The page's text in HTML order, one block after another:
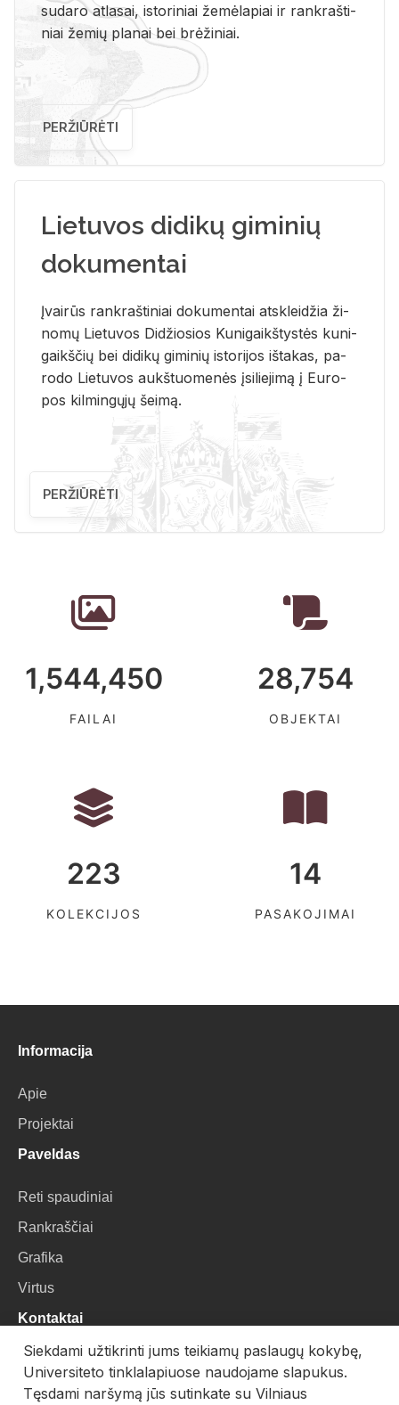
su­da­ro at­la­sai, is­to­ri­niai že­mė­la­piai ir rank­raš­ti­
niai že­mių pla­nai bei brė­ži­niai.
PERŽIŪRĖTI
Lietuvos didikų giminių
dokumentai
Įvai­rūs rank­raš­ti­niai do­ku­men­tai at­sklei­džia ži­
no­mų Lie­tu­vos Di­džio­sios Ku­ni­gaikš­tys­tės ku­ni­
gaikš­čių bei di­di­kų gi­mi­nių is­to­ri­jos iš­ta­kas, pa­
ro­do Lie­tu­vos aukš­tuo­me­nės įsi­lie­ji­mą į Eu­ro­
pos kil­min­gų­jų šei­mą.
PERŽIŪRĖTI
1,544,450
FAILAI
28,754
OBJEKTAI
223
KOLEKCIJOS
14
PASAKOJIMAI
Informacija
Apie
Projektai
Paveldas
Reti spaudiniai
Rankraščiai
Grafika
Virtus
Kontaktai
VU Biblioteka
Universiteto g. 3, LT-01122, Vilnius
Siekdami užtikrinti jums teikiamų paslaugų kokybę,
Universiteto tinklalapiuose naudojame slapukus.
Tęsdami naršymą jūs sutinkate su Vilniaus